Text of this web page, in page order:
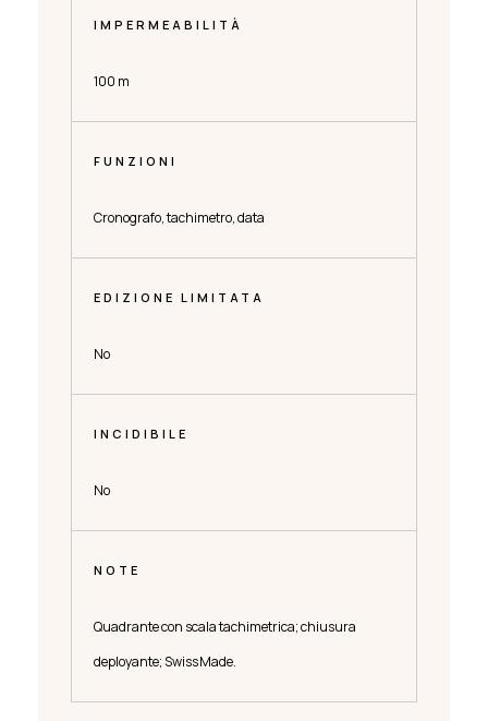
IMPERMEABILITÀ
100 m
FUNZIONI
Cronografo, tachimetro, data
EDIZIONE LIMITATA
No
INCIDIBILE
No
NOTE
Quadrante con scala tachimetrica; chiusura
deployante; Swiss Made.